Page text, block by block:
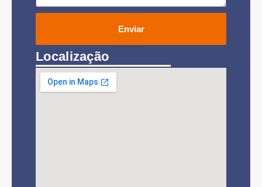
Enviar
Localização